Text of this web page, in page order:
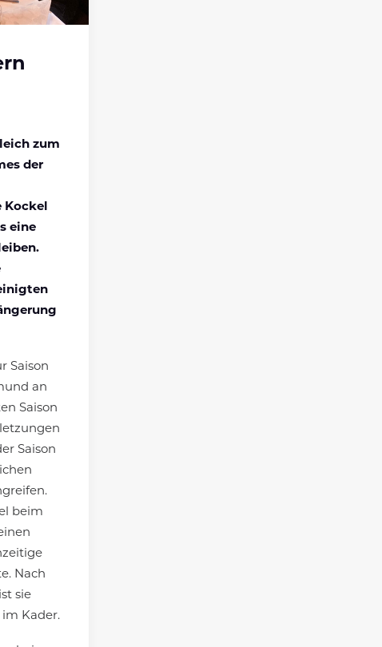
zum
der
Kockel
eine
Saison
an
Saison
Saison
beim
Nach
sie
im Kader.